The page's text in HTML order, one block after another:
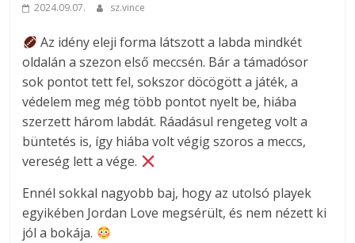
2024.09.07. sz.vince
Az idény eleji forma látszott a labda mindkét
oldalán a szezon első meccsén. Bár a támadósor
sok pontot tett fel, sokszor döcögött a játék, a
védelem meg még több pontot nyelt be, hiába
szerzett három labdát. Ráadásul rengeteg volt a
büntetés is, így hiába volt végig szoros a meccs,
vereség lett a vége.
Ennél sokkal nagyobb baj, hogy az utolsó playek
egyikében Jordan Love megsérült, és nem nézett ki
jól a bokája.